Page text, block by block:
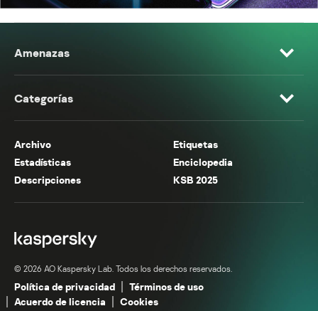
Amenazas
Categorías
Archivo
Etiquetas
Estadísticas
Enciclopedia
Descripciones
KSB 2025
© 2026 AO Kaspersky Lab. Todos los derechos reservados.
Política de privacidad
Términos de uso
Acuerdo de licencia
Cookies